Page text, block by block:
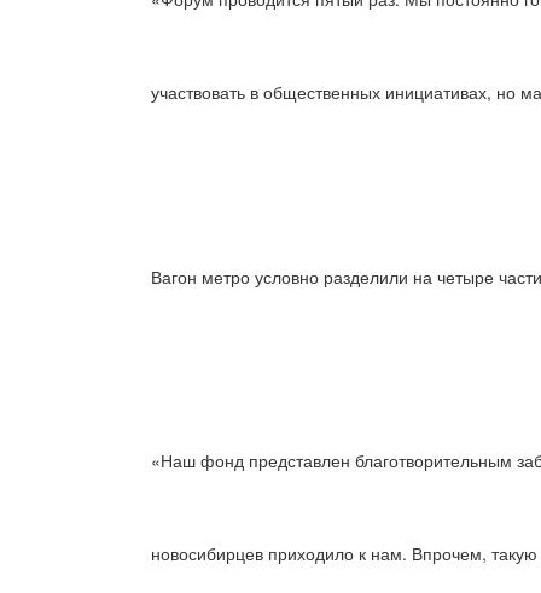
участвовать в общественных инициативах, но
Вагон метро условно разделили на четыре
«Наш фонд представлен благотворительным
новосибирцев приходило к нам. Впрочем,